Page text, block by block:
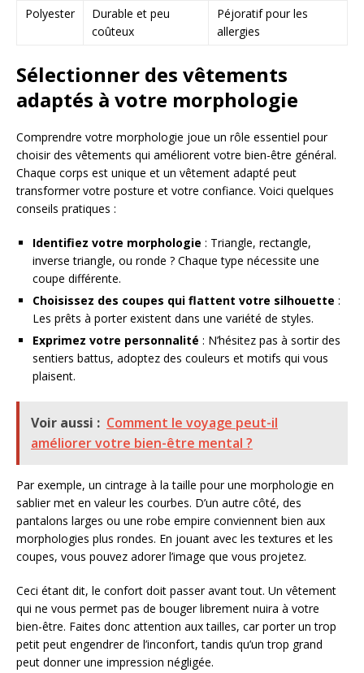
Polyester
Durable et peu
coûteux
Péjoratif pour les
allergies
Sélectionner des vêtements
adaptés à votre morphologie
Comprendre votre morphologie joue un rôle essentiel pour
choisir des vêtements qui améliorent votre bien-être général.
Chaque corps est unique et un vêtement adapté peut
transformer votre posture et votre confiance. Voici quelques
conseils pratiques :
Identifiez votre morphologie : Triangle, rectangle,
inverse triangle, ou ronde ? Chaque type nécessite une
coupe différente.
Choisissez des coupes qui flattent votre silhouette :
Les prêts à porter existent dans une variété de styles.
Exprimez votre personnalité : N’hésitez pas à sortir des
sentiers battus, adoptez des couleurs et motifs qui vous
plaisent.
Voir aussi : Comment le voyage peut-il
améliorer votre bien-être mental ?
Par exemple, un cintrage à la taille pour une morphologie en
sablier met en valeur les courbes. D’un autre côté, des
pantalons larges ou une robe empire conviennent bien aux
morphologies plus rondes. En jouant avec les textures et les
coupes, vous pouvez adorer l’image que vous projetez.
Ceci étant dit, le confort doit passer avant tout. Un vêtement
qui ne vous permet pas de bouger librement nuira à votre
bien-être. Faites donc attention aux tailles, car porter un trop
petit peut engendrer de l’inconfort, tandis qu’un trop grand
peut donner une impression négligée.